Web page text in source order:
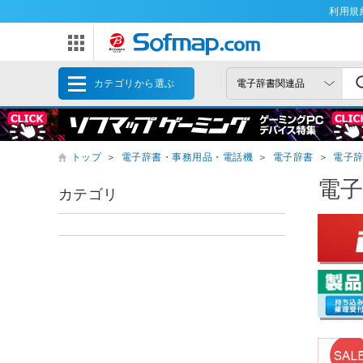
利用規
カテゴリから選ぶ
トップ ＞ 電子辞書・事務用品・電話機 ＞ 電子辞書 ＞ 電子
電
カテゴリ